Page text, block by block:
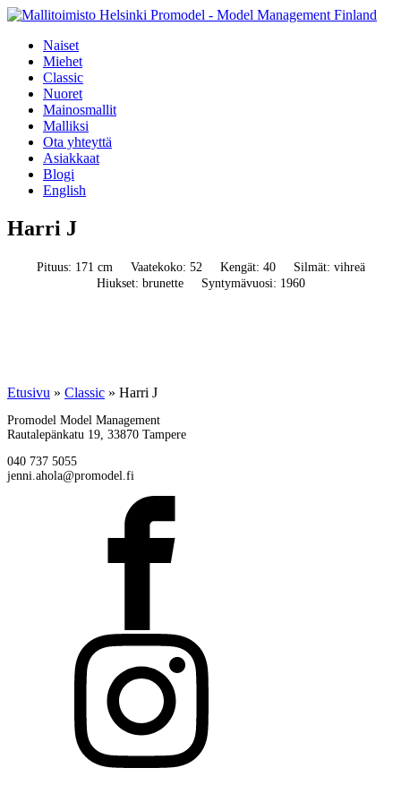
Naiset
Miehet
Classic
Nuoret
Mainosmallit
Malliksi
Ota yhteyttä
Asiakkaat
Blogi
English
Harri J
Pituus: 171 cm Vaatekoko: 52 Kengät: 40
Silmät: vihreä
Hiukset: brunette
Syntymävuosi: 1960
Etusivu » Classic » Harri J
Promodel Model Management
Rautalepänkatu 19, 33870 Tampere
040 737 5055
jenni.ahola@promodel.fi